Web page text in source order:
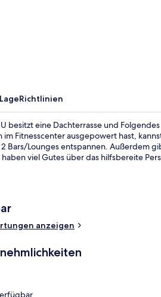
LageRichtlinien
U besitzt eine Dachterrasse und
Fitnesscenter ausgepowert hast,
Bars/Lounges entspannen. Außerdem
viel Gutes über das hilfsbereite
anzeigen